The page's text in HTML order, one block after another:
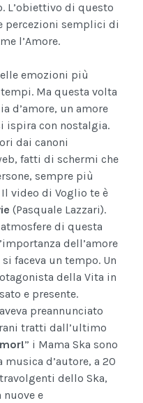
L’obiettivo di questo
percezioni semplici di
l’Amore.
emozioni più
Ma questa volta
d’amore, un amore
ispira con nostalgia.
dai canoni
fatti di schermi che
sempre più
video di Voglio te è
(Pasquale Lazzari).
di questa
dell’amore
faceva un tempo. Un
della Vita in
e presente.
preannunciato
tratti dall’ultimo
” i Mama Ska sono
d’autore, a 20
dello Ska,
nuove e